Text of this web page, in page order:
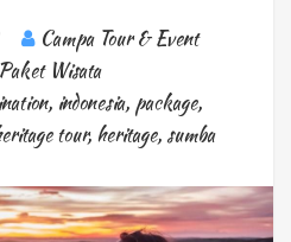
Campa Tour & Event
Wisata
, indonesia, package,
tour, heritage, sumba